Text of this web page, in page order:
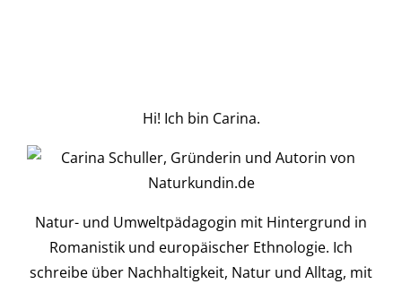
Hi! Ich bin Carina.
Natur- und Umweltpädagogin mit Hintergrund in
Romanistik und europäischer Ethnologie. Ich
schreibe über Nachhaltigkeit, Natur und Alltag, mit